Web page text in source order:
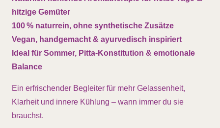
hitzige Gemüter
100 % naturrein, ohne synthetische Zusätze
Vegan, handgemacht & ayurvedisch inspiriert
Ideal für Sommer, Pitta-Konstitution & emotionale
Balance
Ein erfrischender Begleiter für mehr Gelassenheit,
Klarheit und innere Kühlung – wann immer du sie
brauchst.